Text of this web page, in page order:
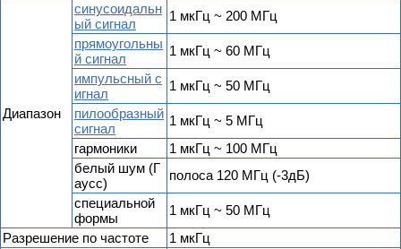
Диапазон
синусоидальн
ый сигнал
1 мкГц ~ 200 МГц
прямоугольны
й сигнал
1 мкГц ~ 60 МГц
импульсный с
игнал
1 мкГц ~ 50 МГц
пилообразный
сигнал
1 мкГц ~ 5 МГц
гармоники
1 мкГц ~ 100 МГц
белый шум (Г
аусс)
полоса 120 МГц (-3дБ)
специальной
формы
1 мкГц ~ 50 МГц
Разрешение по частоте
1 мкГц